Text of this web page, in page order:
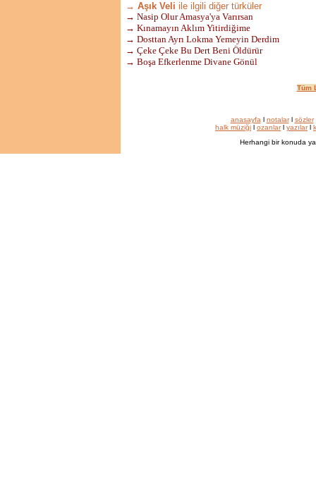
→ Aşık Veli ile ilgili diğer türküler
→ Nasip Olur Amasya'ya Varırsan
→ Kınamayın Aklım Yitirdiğime
→ Dosttan Ayrı Lokma Yemeyin Derdim
→ Çeke Çeke Bu Dert Beni Öldürür
→ Boşa Efkerlenme Divane Gönül
Tüm
anasayfa l notalarl sözler
halk müziği l ozanlarl yazılarl
Herhangi bir konuda